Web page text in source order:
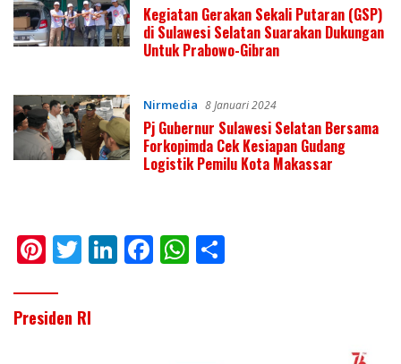
Kegiatan Gerakan Sekali Putaran (GSP)
di Sulawesi Selatan Suarakan Dukungan
Untuk Prabowo-Gibran
Nirmedia 8 Januari 2024
Pj Gubernur Sulawesi Selatan Bersama
Forkopimda Cek Kesiapan Gudang
Logistik Pemilu Kota Makassar
Pi
er
e
T
itt
er
Li F W
Presiden RI